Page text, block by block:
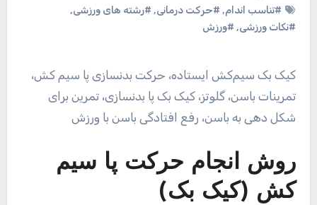
#تناسب اندام, #حرکت درمانی, #رشته های ورزشی,
#نکات ورزشی, #ورزش
کیک بک سیم‌کش ایستاده، حرکت بدنسازی پا سیم کش،
تمرینات باسن، گلوتز، کیک بک پا بدنسازی، تمرین برای
شکل دهی به باسن، رفع افتادگی باسن با ورزش
روش انجام حرکت پا سیم
کش (کیک بک)